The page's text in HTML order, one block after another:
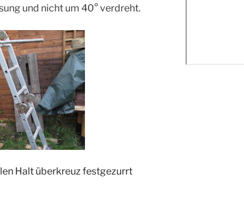
und nicht um 40° verdreht.